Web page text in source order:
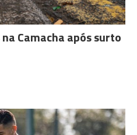
Camacha após surto